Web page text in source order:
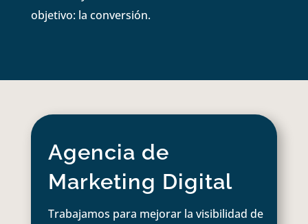
objetivo: la conversión.
Agencia de
Marketing Digital
Trabajamos para mejorar la visibilidad de